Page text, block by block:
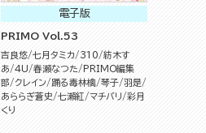
電子版
PRIMO Vol.53
吉良悠 七月タミカ 310
紡木す
あ
4U 春瀬なつた
PRIMO編集
部
クレイン 踊る毒林檎 琴子 羽是
あららぎ蒼史
七瀬紅 マチバリ
彩月
くり